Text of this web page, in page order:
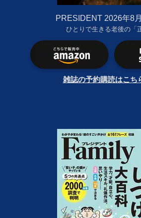
PRESIDENT 2026年8
ひとりで生きる老後の「
雑誌の予約購読はこち